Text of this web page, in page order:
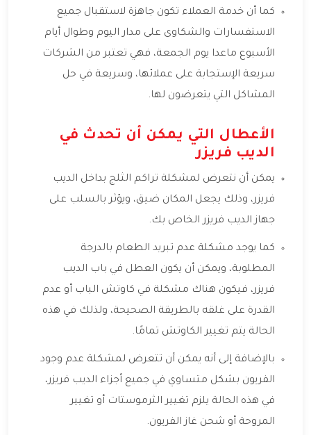
كما أن خدمة العملاء تكون جاهزة لاستقبال جميع
الاستفسارات والشكاوى على مدار اليوم وطوال أيام
الأسبوع ماعدا يوم الجمعة، فهي تعتبر من الشركات
سريعة الإستجابة على عملائها، وسريعة في حل
المشاكل التي يتعرضون لها.
الأعطال التي يمكن أن تحدث في
الديب فريزر
يمكن أن نتعرض لمشكلة تراكم الثلج بداخل الديب
فريزر، وذلك يجعل المكان ضيق، ويؤثر بالسلب على
جهاز الديب فريزر الخاص بك.
كما يوجد مشكلة عدم تبريد الطعام بالدرجة
المطلوبة، ويمكن أن يكون العطل في باب الديب
فريزر، فيكون هناك مشكلة في كاوتش الباب أو عدم
القدرة على غلقه بالطريقة الصحيحة، ولذلك في هذه
الحالة يتم تغيير الكاوتش تمامًا.
بالإضافة إلى أنه يمكن أن تتعرض لمشكلة عدم وجود
الفريون بشكل متساوي في جميع أجزاء الديب فريزر،
في هذه الحالة يلزم تغيير الثرموستات أو تغيير
المروحة أو شحن غاز الفريون.